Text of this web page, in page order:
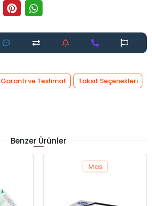
Garanti ve Teslimat
Taksit Seçenekleri
Benzer Ürünler
Mas